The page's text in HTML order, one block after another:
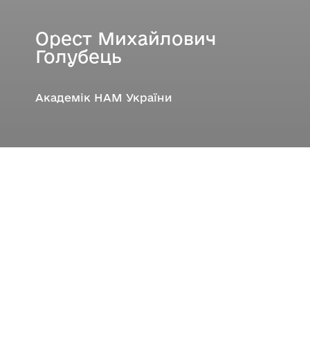
Орест Михайлович
Голубець
Академік НАМ України